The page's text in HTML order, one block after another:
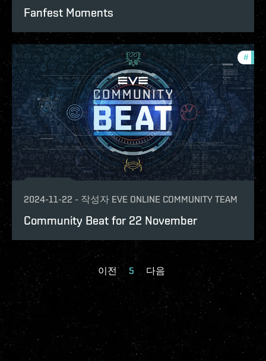
Fanfest Moments
#
2024-11-22 - 작성자 EVE ONLINE COMMUNITY TEAM
Community Beat for 22 November
이전 5 다음